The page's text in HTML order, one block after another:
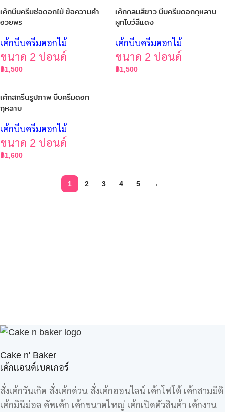
เค้กบีบครีมช่อดอกไม้ ข้อความคำ
อวยพร
เค้กบีบครีมดอกไม้
ขนาด 2 ปอนด์
฿1,500
เค้กกลมสีขาว บีบครีมดอกกุหลาบ
ผูกโบว์สีแดง
เค้กบีบครีมดอกไม้
ขนาด 2 ปอนด์
฿1,500
เค้กสกรีนรูปภาพ บีบครีมดอก
กุหลาบ
เค้กบีบครีมดอกไม้
ขนาด 2 ปอนด์
฿1,600
1 2 3 4 5 →
Cake n' Baker
เค้กแอนด์เบคเกอร์
สั่งเค้กวันเกิด สั่งเค้กด่วน สั่งเค้กออนไลน์ เค้กโฟโต้ เค้กสามมิติ
เค้กมินิม่อล คัพเค้ก เค้กขนาดใหญ่ เค้กเปิดตัวสินค้า เค้กงาน